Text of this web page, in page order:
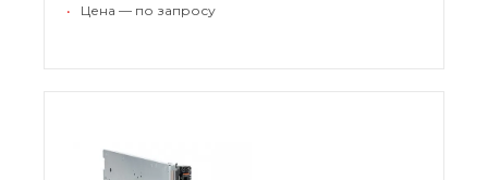
• Цена — по запросу